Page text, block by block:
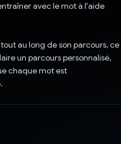
avec le mot à l'aide
au long de son parcours, ce
un parcours personnalisé,
chaque mot est